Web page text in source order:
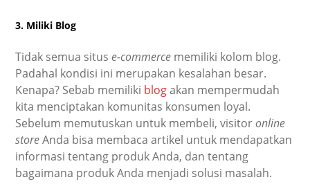
3. Miliki Blog
Tidak semua situse-commerce memiliki kolom blog.
Padahal kondisi ini merupakan kesalahan besar.
Kenapa? Sebab memiliki blogakan mempermudah
kita menciptakan komunitas konsumen loyal.
Sebelum memutuskan untuk membeli, visitoronline
storeAnda bisa membaca artikel untuk mendapatkan
informasi tentang produk Anda, dan tentang
bagaimana produk Anda menjadi solusi masalah.